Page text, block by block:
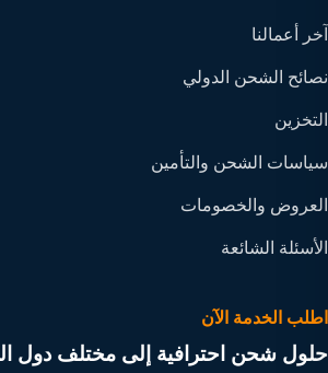
آخر أعمالنا
نصائح الشحن الدولي
التخزين
سياسات الشحن والتأمين
العروض والخصومات
الأسئلة الشائعة
اطلب الخدمة الآن
حلول شحن احترافية إلى مختلف دول